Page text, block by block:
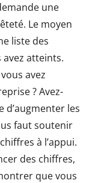
une
Le moyen
liste des
atteints.
avez
? Avez-
les
faut soutenir
à l’appui.
des chiffres,
que vous